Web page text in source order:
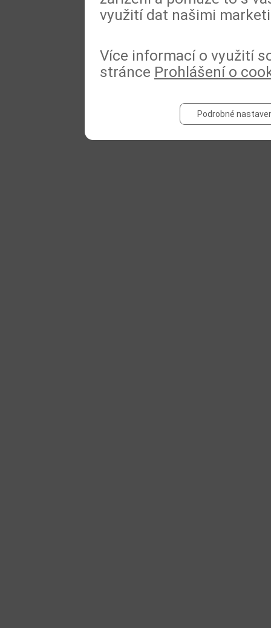
využití dat našimi
Více informací o využití
stránce Prohlášení o
Podrobné